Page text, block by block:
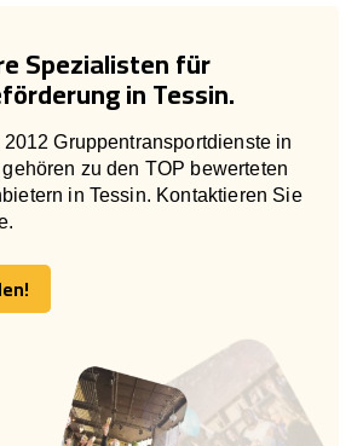
Spezialisten für
in Tessin.
Gruppentransportdienste in
zu den TOP bewerteten
in Tessin. Kontaktieren Sie